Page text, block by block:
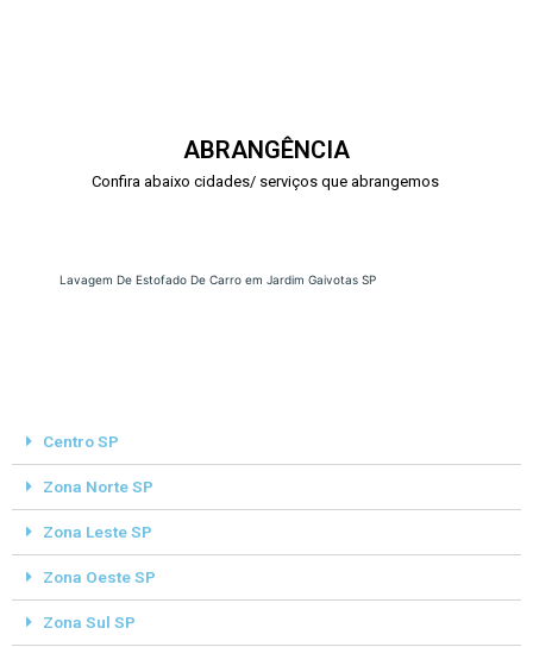
ABRANGÊNCIA
Confira abaixo cidades/ serviços que abrangemos
Lavagem De Estofado De Carro em Jardim Gaivotas SP
Centro SP
Zona Norte SP
Zona Leste SP
Zona Oeste SP
Zona Sul SP